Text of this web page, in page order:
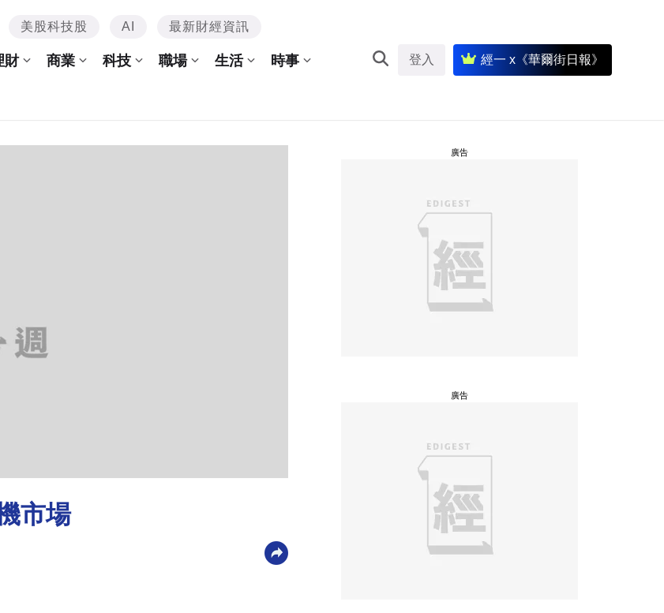
美股科技股 AI 最新財經資訊
財 商業 科技 職場 生活 時事 登入 經一 x《華爾街日報》
市場
廣告
廣告